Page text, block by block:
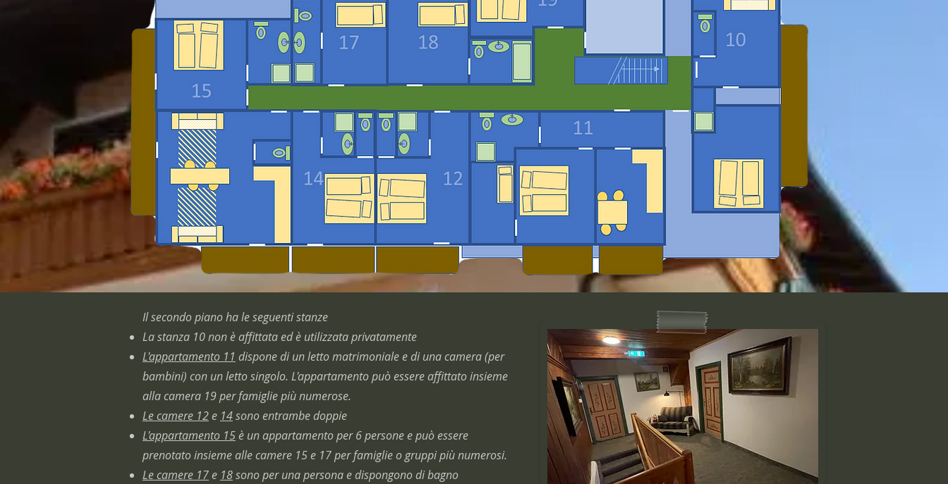
Il secondo piano ha le seguenti stanze
La stanza 10 non è affittata ed è utilizzata privatamente
L'appartamento 11 dispone di un letto matrimoniale e di una camera (per
bambini) con un letto singolo. L'appartamento può essere affittato insieme
alla camera 19 per famiglie più numerose.
Le camere 12e 14sono entrambe doppie
L'appartamento 15è un appartamento per 6 persone e può essere
prenotato insieme alle camere 15 e 17 per famiglie o gruppi più numerosi.
Le camere 17e 18sono per una persona e dispongono di bagno